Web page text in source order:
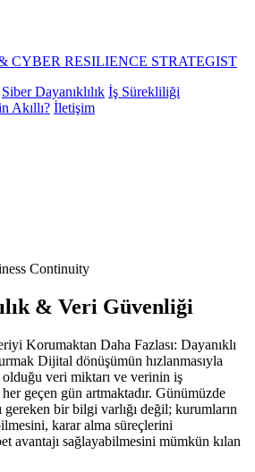
CYBER RESILIENCE STRATEGIST
Siber Dayanıklılık İş Sürekliliği
Akıllı? İletişim
Continuity
& Veri Güvenliği
Korumaktan Daha Fazlası: Dayanıklı
Dijital dönüşümün hızlanmasıyla
veri miktarı ve verinin iş
geçen gün artmaktadır. Günümüzde
gereken bir bilgi varlığı değil; kurumların
karar alma süreçlerini
avantajı sağlayabilmesini mümkün kılan